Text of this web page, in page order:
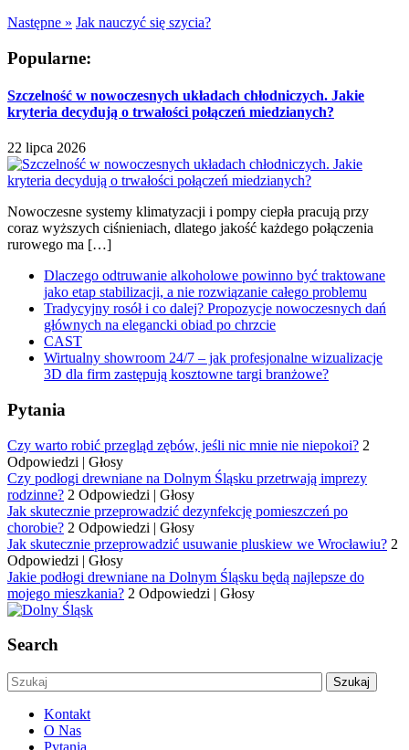
Następne » Jak nauczyć się szycia?
Popularne:
Szczelność w nowoczesnych układach chłodniczych. Jakie
kryteria decydują o trwałości połączeń miedzianych?
22 lipca 2026
Nowoczesne systemy klimatyzacji i pompy ciepła pracują przy
coraz wyższych ciśnieniach, dlatego jakość każdego połączenia
rurowego ma […]
Dlaczego odtruwanie alkoholowe powinno być traktowane
jako etap stabilizacji, a nie rozwiązanie całego problemu
Tradycyjny rosół i co dalej? Propozycje nowoczesnych dań
głównych na elegancki obiad po chrzcie
CAST
Wirtualny showroom 24/7 – jak profesjonalne wizualizacje
3D dla firm zastępują kosztowne targi branżowe?
Pytania
Czy warto robić przegląd zębów, jeśli nic mnie nie niepokoi? 2
Odpowiedzi | Głosy
Czy podłogi drewniane na Dolnym Śląsku przetrwają imprezy
rodzinne? 2 Odpowiedzi | Głosy
Jak skutecznie przeprowadzić dezynfekcję pomieszczeń po
chorobie? 2 Odpowiedzi | Głosy
Jak skutecznie przeprowadzić usuwanie pluskiew we Wrocławiu? 2
Odpowiedzi | Głosy
Jakie podłogi drewniane na Dolnym Śląsku będą najlepsze do
mojego mieszkania? 2 Odpowiedzi | Głosy
Search
Kontakt
O Nas
Pytania